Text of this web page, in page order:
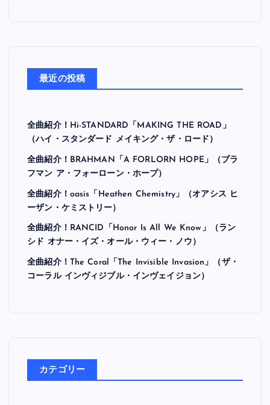
最近の投稿
全曲紹介！Hi-STANDARD「MAKING THE ROAD」
（ハイ・スタンダード メイキング・ザ・ロード）
全曲紹介！BRAHMAN「A FORLORN HOPE」（ブラ
フマン ア・フォーローン・ホープ）
全曲紹介！oasis「Heathen Chemistry」（オアシス ヒ
ーザン・ケミストリー）
全曲紹介！RANCID「Honor Is All We Know」（ラン
シド オナー・イズ・オール・ウィー・ノウ）
全曲紹介！The Coral「The Invisible Invasion」（ザ・
コーラル インヴィジブル・インヴェイジョン）
カテゴリー